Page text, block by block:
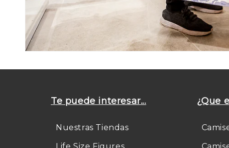
Te puede interesar...
Nuestras Tiendas
Life Size Figures
¿Que